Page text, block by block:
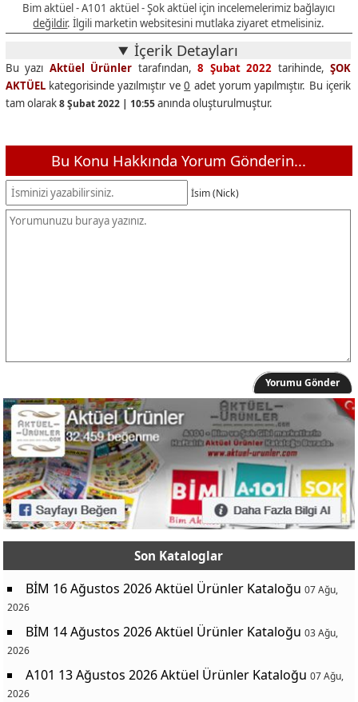
Bim aktüel - A101 aktüel - Şok aktüel için incelemelerimiz bağlayıcı
değildir. İlgili marketin websitesini mutlaka ziyaret etmelisiniz.
İçerik Detayları
Bu yazı Aktüel Ürünler tarafından,8 Şubat 2022 tarihinde,ŞOK
AKTÜELkategorisinde yazılmıştır ve0 adet yorum yapılmıştır. Bu içerik
tam olarak8 Şubat 2022 | 10:55anında oluşturulmuştur.
Bu Konu Hakkında Yorum Gönderin...
İsim (Nick)
Yorumu Gönder
Son Kataloglar
BİM 16 Ağustos 2026 Aktüel Ürünler Kataloğu 07 Ağu,
2026
BİM 14 Ağustos 2026 Aktüel Ürünler Kataloğu 03 Ağu,
2026
A101 13 Ağustos 2026 Aktüel Ürünler Kataloğu 07 Ağu,
2026